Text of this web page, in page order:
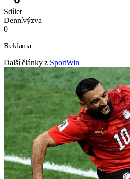
Sdílet
Dennívýzva
0
Reklama
Další články z SportWin